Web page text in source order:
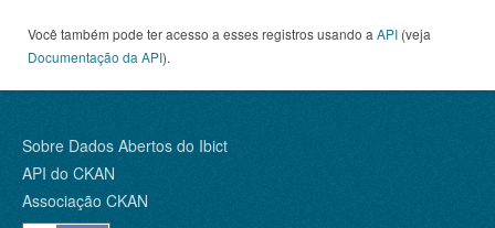
Você também pode ter acesso a esses registros usando a API (veja
Documentação da API).
Sobre Dados Abertos do Ibict
API do CKAN
Associação CKAN